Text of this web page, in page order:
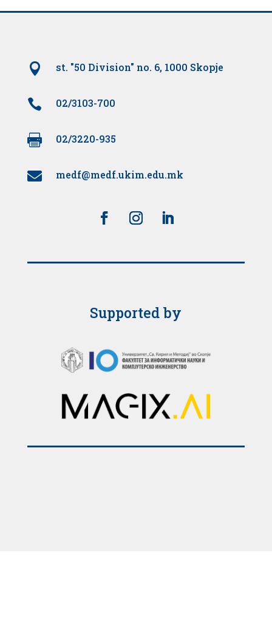
 st. "50 Division" no. 6, 1000 Skopje
 02/3103-700
 02/3220-935
 medf@medf.ukim.edu.mk
Supported by